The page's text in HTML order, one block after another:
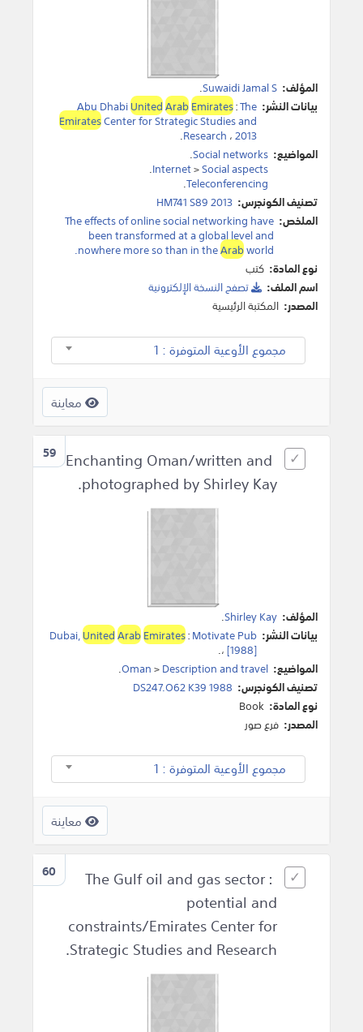
المؤلف: Suwaidi Jamal S
.
بيانات النشر:
Abu DhabiUnitedArabEmirates:The
EmiratesCenter for Strategic Studies and
Research ،2013
.
المواضيع: Social networks
.
Internet>Social aspects
.
Teleconferencing
.
تصنيف الكونجرس: HM741 S89 2013
الملخص: The effects of online social networking have
been transformed at a global level and
nowhere more so than in theArabworld.
نوع المادة: كتب
اسم الملف:
تصفح النسخة اﻹلكترونية
المصدر: المكتبة الرئيسية
مجموع الأوعية المتوفرة : 1
معاينة
59 Enchanting Oman/written and
photographed by Shirley Kay.
المؤلف: Shirley Kay
.
بيانات النشر:
Dubai,UnitedArabEmirates:Motivate Pub
،[1988]
.
المواضيع:
Oman>Description and travel
.
تصنيف الكونجرس: DS247.O62 K39 1988
نوع المادة: Book
المصدر: فرع صور
مجموع الأوعية المتوفرة : 1
معاينة
60
The Gulf oil and gas sector :
potential and
constraints/Emirates Center for
Strategic Studies and Research.